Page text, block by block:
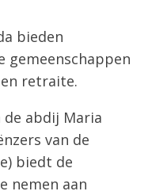
bieden
gemeenschappen
retraite.
de abdij Maria
van de
biedt de
nemen aan